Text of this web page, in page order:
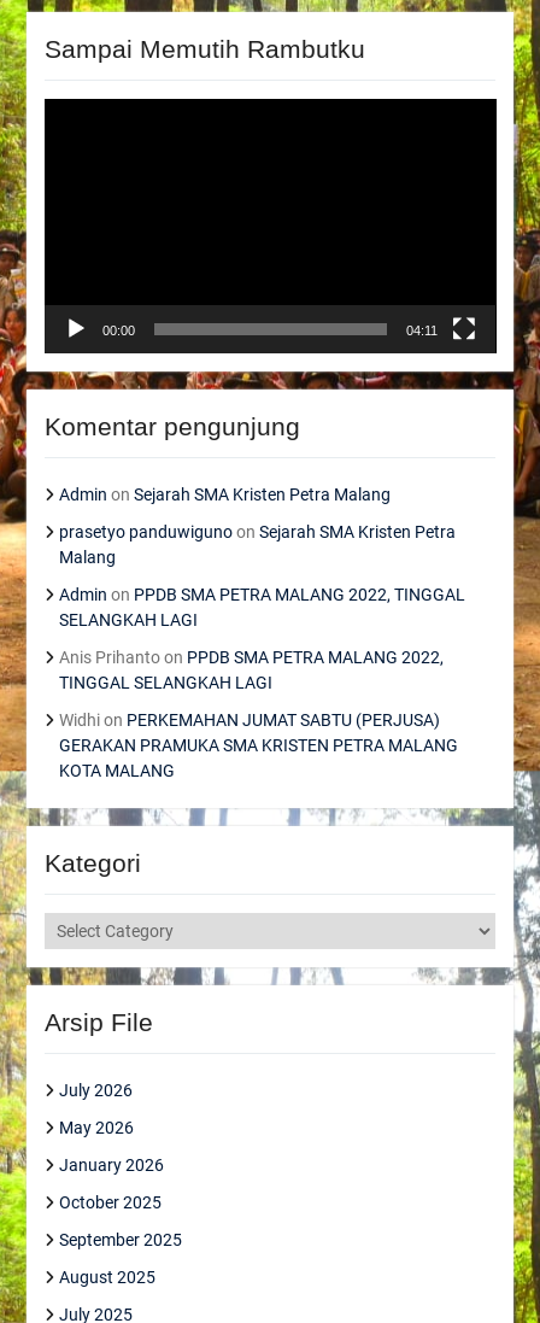
Sampai Memutih Rambutku
00:00 04:11
Komentar pengunjung
Admin on Sejarah SMA Kristen Petra Malang
prasetyo panduwigunoon Sejarah SMA Kristen Petra
Malang
Admin on PPDB SMA PETRA MALANG 2022, TINGGAL
SELANGKAH LAGI
Anis Prihantoon PPDB SMA PETRA MALANG 2022,
TINGGAL SELANGKAH LAGI
Widhion PERKEMAHAN JUMAT SABTU (PERJUSA)
GERAKAN PRAMUKA SMA KRISTEN PETRA MALANG
KOTA MALANG
Kategori
Kategori
Arsip File
July 2026
May 2026
January 2026
October 2025
September 2025
August 2025
July 2025